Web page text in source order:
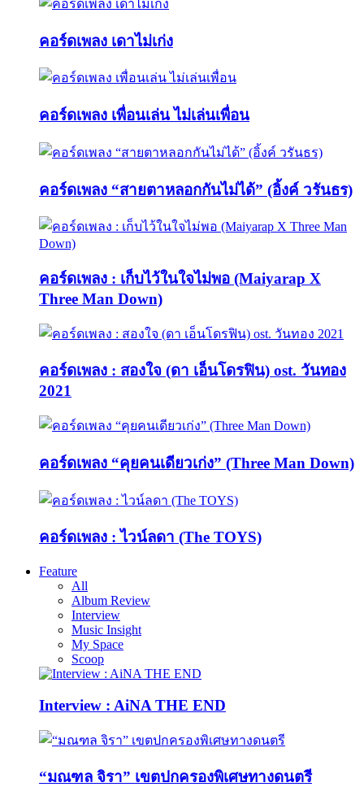
คอร์ดเพลง เดาไม่เก่ง
คอร์ดเพลง เพื่อนเล่น ไม่เล่นเพื่อน
คอร์ดเพลง “สายตาหลอกกันไม่ได้” (อิ้งค์ วรันธร)
คอร์ดเพลง : เก็บไว้ในใจไม่พอ (Maiyarap X
Three Man Down)
คอร์ดเพลง : สองใจ (ดา เอ็นโดรฟิน) ost. วันทอง
2021
คอร์ดเพลง “คุยคนเดียวเก่ง” (Three Man Down)
คอร์ดเพลง : ไวน์ลดา (The TOYS)
Feature
All
Album Review
Interview
Music Insight
My Space
Scoop
Interview : AiNA THE END
“มณฑล จิรา” เขตปกครองพิเศษทางดนตรี